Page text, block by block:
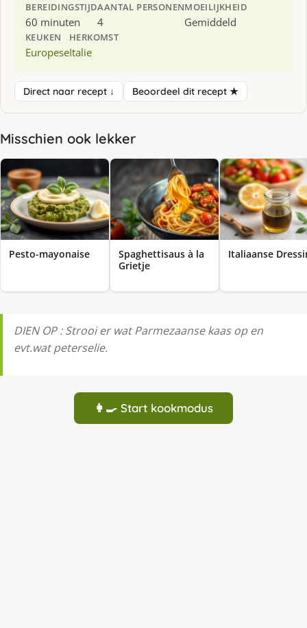
BEREIDINGSTIJD
60 minuten
AANTAL PERSONEN
4
MOEILIJKHEID
Gemiddeld
KEUKEN
Europese
HERKOMST
Italie
Direct naar recept ↓ Beoordeel dit recept ★
Misschien ook lekker
Pesto-mayonaise
Spaghettisaus à la
Grietje
Italiaanse
DIEN OP : Strooi er wat Parmezaanse kaas op en
evt.wat peterselie.
👩‍🍳 Start kookmodus